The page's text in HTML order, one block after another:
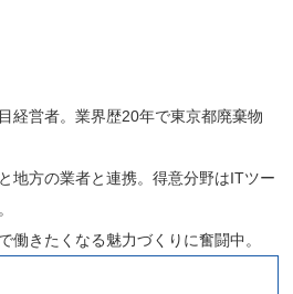
経営者。業界歴20年で東京都廃棄物
地方の業者と連携。得意分野はITツー
働きたくなる魅力づくりに奮闘中。